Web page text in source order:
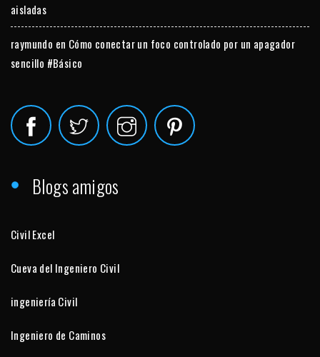
aisladas
raymundo en Cómo conectar un foco controlado por un apagador
sencillo #Básico
Blogs amigos
Civil Excel
Cueva del Ingeniero Civil
ingeniería Civil
Ingeniero de Caminos